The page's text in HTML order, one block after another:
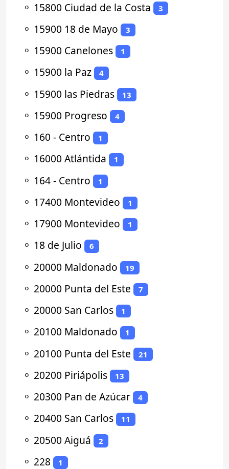
⚬ 15800 Ciudad de la Costa 3
⚬ 15900 18 de Mayo 3
⚬ 15900 Canelones 1
⚬ 15900 la Paz 4
⚬ 15900 las Piedras 13
⚬ 15900 Progreso 4
⚬ 160 - Centro 1
⚬ 16000 Atlántida 1
⚬ 164 - Centro 1
⚬ 17400 Montevideo 1
⚬ 17900 Montevideo 1
⚬ 18 de Julio 6
⚬ 20000 Maldonado 19
⚬ 20000 Punta del Este 7
⚬ 20000 San Carlos 1
⚬ 20100 Maldonado 1
⚬ 20100 Punta del Este 21
⚬ 20200 Piriápolis 13
⚬ 20300 Pan de Azúcar 4
⚬ 20400 San Carlos 11
⚬ 20500 Aiguá 2
⚬ 228 1